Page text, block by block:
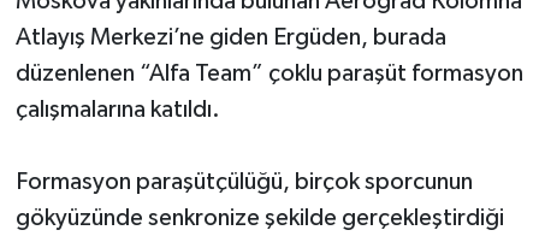
Atlayış Merkezi’ne giden Ergüden, burada
düzenlenen “Alfa Team” çoklu paraşüt formasyon
çalışmalarına katıldı.
Formasyon paraşütçülüğü, birçok sporcunun
gökyüzünde senkronize şekilde gerçekleştirdiği